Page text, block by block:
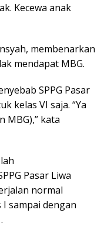
Kecewa anak
membenarkan
mendapat MBG.
SPPG Pasar
kelas VI saja. “Ya
MBG),” kata
Pasar Liwa
normal
sampai dengan